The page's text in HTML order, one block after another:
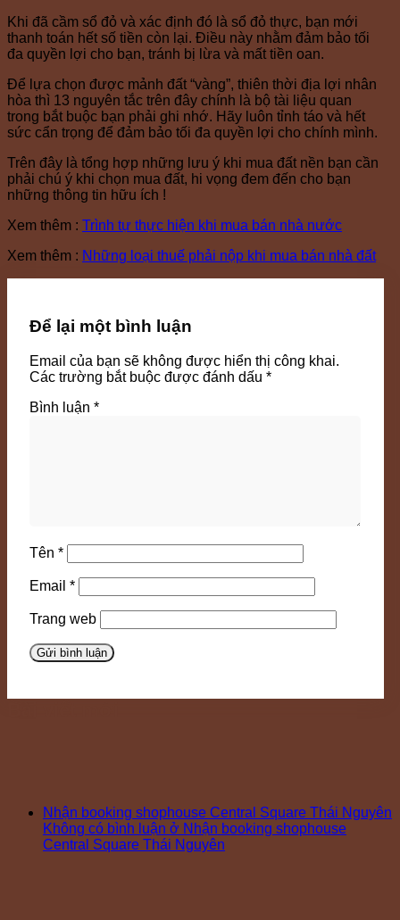
Khi đã cầm sổ đỏ và xác định đó là sổ đỏ thực, bạn mới
thanh toán hết số tiền còn lại. Điều này nhằm đảm bảo tối
đa quyền lợi cho bạn, tránh bị lừa và mất tiền oan.
Để lựa chọn được mảnh đất “vàng”, thiên thời địa lợi nhân
hòa thì 13 nguyên tắc trên đây chính là bộ tài liệu quan
trong bắt buộc bạn phải ghi nhớ. Hãy luôn tỉnh táo và hết
sức cẩn trọng để đảm bảo tối đa quyền lợi cho chính mình.
Trên đây là tổng hợp những lưu ý khi mua đất nền bạn cần
phải chú ý khi chọn mua đất, hi vọng đem đến cho bạn
những thông tin hữu ích !
Xem thêm : Trình tự thực hiện khi mua bán nhà nước
Xem thêm : Những loại thuế phải nộp khi mua bán nhà đất
Để lại một bình luận
Email của bạn sẽ không được hiển thị công khai.
Các trường bắt buộc được đánh dấu *
Bình luận *
Tên *
Email *
Trang web
Nhận booking shophouse Central Square Thái Nguyên
Không có bình luận ở Nhận booking shophouse
Central Square Thái Nguyên